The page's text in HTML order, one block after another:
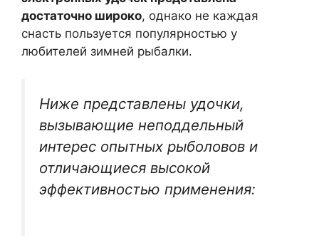
достаточно широко, однако не каждая
снасть пользуется популярностью у
любителей зимней рыбалки.
Ниже представлены удочки,
вызывающие неподдельный
интерес опытных рыболовов и
отличающиеся высокой
эффективностью применения: